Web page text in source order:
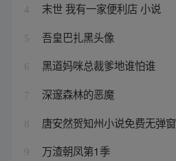
4 末世 我有一家便利店 小说
5 吾皇巴扎黑头像
6 黑道妈咪总裁爹地谁怕谁
7 深邃森林的恶魔
8 唐安然贺知州小说免费无弹窗
9 万渣朝凤第1季